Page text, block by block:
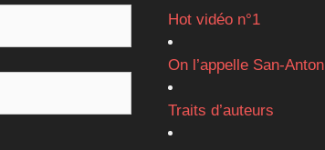
Hot vidéo n°1
On l’appelle San-
Traits d’auteurs